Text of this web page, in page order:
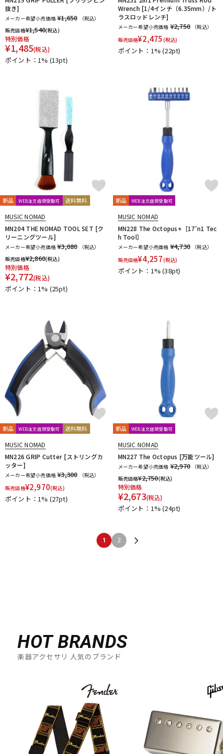
抜き]
メーカー希望小売価格 ¥1,650
（税込）
販売価格¥1,540(税込)
特別価格
¥1,485(税込)
ポイント：1% (13pt)
Wrench [1/4インチ（6.35mm）/ト
ラスロッドレンチ]
メーカー希望小売価格 ¥2,750
（税込）
販売価格¥2,475 (税込)
ポイント：1%(22pt)
新品 WEB注文店頭受取可 送料無料
MUSIC NOMAD
MN204 THE NOMAD TOOL SET [ク
リーニングツール]
メーカー希望小売価格 ¥3,080
（税込）
販売価格¥2,860(税込)
特別価格
¥2,772(税込)
ポイント：1% (25pt)
新品 WEB注文店頭受取可
MUSIC NOMAD
MN228 The Octopus+［17'n1 Tec
h Tool］
メーカー希望小売価格 ¥4,730
（税込）
販売価格¥4,257(税込)
ポイント：1%(38pt)
新品 WEB注文店頭受取可 送料無料
MUSIC NOMAD
MN226 GRIP Cutter [ストリングカ
ッター]
メーカー希望小売価格 ¥3,300
（税込）
販売価格¥2,970(税込)
ポイント：1% (27pt)
新品 WEB注文店頭受取可
MUSIC NOMAD
MN227 The Octopus [万能ツール]
メーカー希望小売価格 ¥2,970
（税込）
販売価格¥2,750(税込)
特別価格
¥2,673(税込)
ポイント：1%(24pt)
1 2
HOT BRANDS
楽器アクセサリ 人気のブランド